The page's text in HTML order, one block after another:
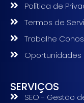
Política de
Termos de
Trabalhe
Oportunidades
SERVIÇOS
SEO - Gestão